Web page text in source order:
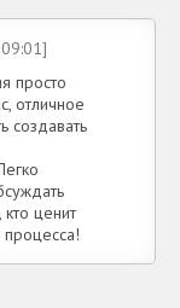
просто
отличное
создавать
ценит